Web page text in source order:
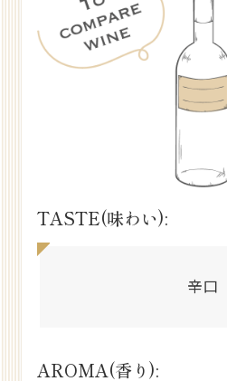
TASTE(味わい):
辛口
AROMA(香り):